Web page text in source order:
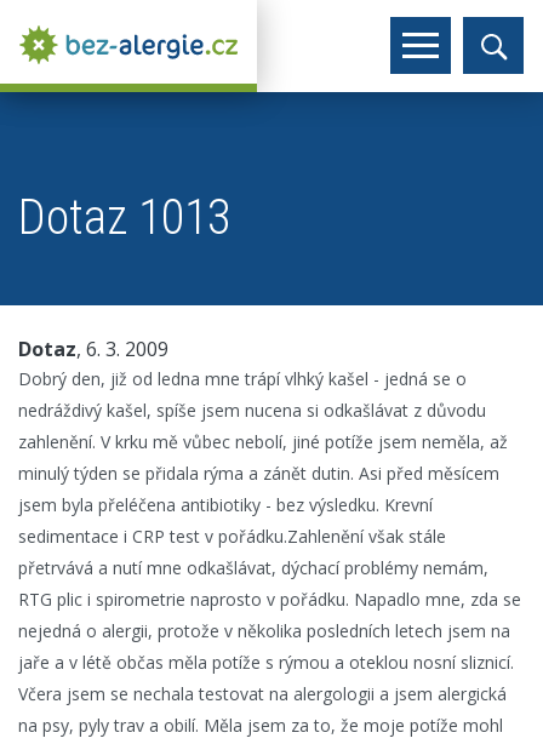
Dotaz 1013
Dotaz, 6. 3. 2009
Dobrý den, již od ledna mne trápí vlhký kašel - jedná se o
nedráždivý kašel, spíše jsem nucena si odkašlávat z důvodu
zahlenění. V krku mě vůbec nebolí, jiné potíže jsem neměla, až
minulý týden se přidala rýma a zánět dutin. Asi před měsícem
jsem byla přeléčena antibiotiky - bez výsledku. Krevní
sedimentace i CRP test v pořádku.Zahlenění však stále
přetrvává a nutí mne odkašlávat, dýchací problémy nemám,
RTG plic i spirometrie naprosto v pořádku. Napadlo mne, zda se
nejedná o alergii, protože v několika posledních letech jsem na
jaře a v létě občas měla potíže s rýmou a oteklou nosní sliznicí.
Včera jsem se nechala testovat na alergologii a jsem alergická
na psy, pyly trav a obilí. Měla jsem za to, že moje potíže mohl